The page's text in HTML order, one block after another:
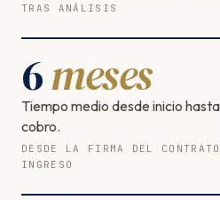
TRAS ANÁLISIS
6meses
Tiempo medio desde inicio hasta
cobro.
DESDE LA FIRMA DEL
INGRESO